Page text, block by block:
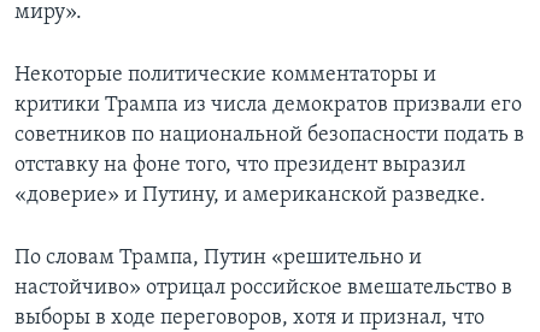
миру».
Некоторые политические комментаторы и
критики Трампа из числа демократов призвали его
советников по национальной безопасности подать в
отставку на фоне того, что президент выразил
«доверие» и Путину, и американской разведке.
По словам Трампа, Путин «решительно и
настойчиво» отрицал российское вмешательство в
выборы в ходе переговоров, хотя и признал, что